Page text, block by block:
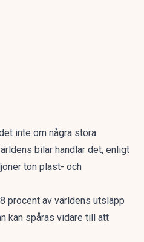
inte om några stora
bilar handlar det, enligt
ton plast- och
procent av världens utsläpp
kan spåras vidare till att